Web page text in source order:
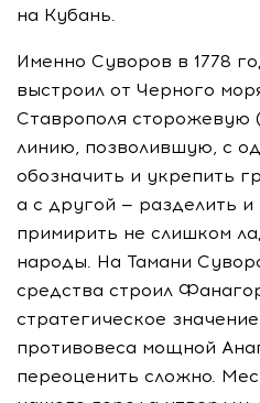
на Кубань.
Именно Суворов в 1778
выстроил от Черного
Ставрополя сторожевую
линию, позволившую, с
обозначить и укрепить
а с другой — разделить
примирить не слишком
народы. На Тамани
средства строил
стратегическое
противовеса мощной
переоценить сложно.